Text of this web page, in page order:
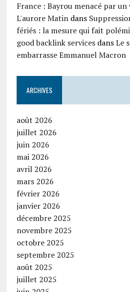
France : Bayrou menacé par
L'aurore Matindans
fériés : la mesure qui fait
good backlink servicesdansLe
embarrasse Emmanuel Macron
ARCHIVES
août 2026
juillet 2026
juin 2026
mai 2026
avril 2026
mars 2026
février 2026
janvier 2026
décembre 2025
novembre 2025
octobre 2025
septembre 2025
août 2025
juillet 2025